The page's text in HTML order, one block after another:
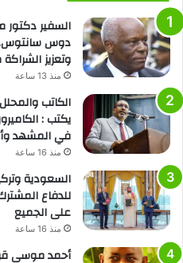
السفير دكتور
دوس سانتوس…
وتعزيز
منذ 13 ساعة
الكاتب
يكتب :
في المشهد
منذ 16 ساعة
السعودية
للدفاع
على الجميع
منذ 16 ساعة
أحمد موسى